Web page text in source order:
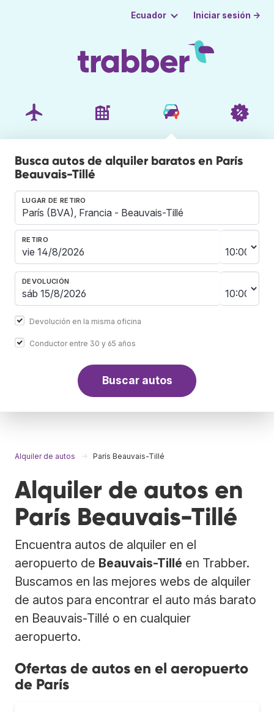
Ecuador Iniciar sesión →
Busca autos de alquiler baratos en París
Beauvais-Tillé
LUGAR DE RETIRO
RETIRO
DEVOLUCIÓN
Devolución en la misma oficina
Conductor entre 30 y 65 años
Buscar autos
Alquiler de autos París Beauvais-Tillé
Alquiler de autos en
París Beauvais-Tillé
Encuentra autos de alquiler en el
aeropuerto de Beauvais-Tillé en Trabber.
Buscamos en las mejores webs de alquiler
de autos para encontrar el auto más barato
en Beauvais-Tillé o en cualquier
aeropuerto.
Ofertas de autos en el aeropuerto
de París